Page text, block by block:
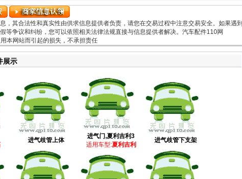
，其合法性和真实性由供求信息提供者负责，请您在交易过程中注意交易安全。如果遇到
等争议和纠纷，您可以依照相关法律法规直接与信息提供者解决。汽车配件110网
本网站而引起的损失，不承担责任
展示
进气歧管上体
进气门,夏利吉利3
适用车型:夏利吉利
进气歧管下支架